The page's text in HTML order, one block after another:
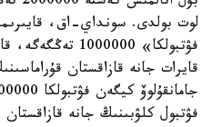
فۋتبولكا»
قايرات جانە قازاقستان
فۋتبول كلۋبىنىڭ جانە قازاقستان